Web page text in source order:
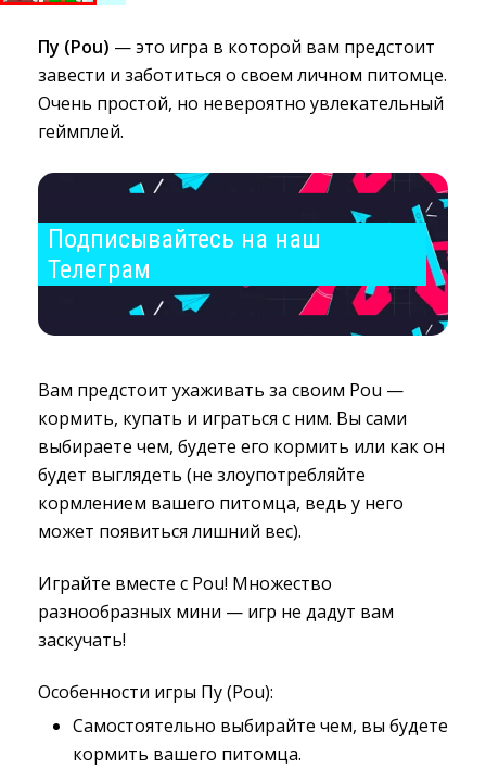
Пу (Pou) — это игра в которой вам предстоит
завести и заботиться о своем личном питомце.
Очень простой, но невероятно увлекательный
геймплей.
Подписывайтесь на наш
Телеграм
Вам предстоит ухаживать за своим Pou —
кормить, купать и играться с ним. Вы сами
выбираете чем, будете его кормить или как он
будет выглядеть (не злоупотребляйте
кормлением вашего питомца, ведь у него
может появиться лишний вес).
Играйте вместе с Pou! Множество
разнообразных мини — игр не дадут вам
заскучать!
Особенности игры Пу (Pou):
Самостоятельно выбирайте чем, вы будете
кормить вашего питомца.